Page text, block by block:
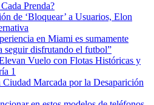
Prenda?
de ‘Bloquear’ a Usuarios, Elon
en Miami es sumamente
seguir disfrutando el futbol”
Vuelo con Flotas Históricas y
1
Marcada por la Desaparición